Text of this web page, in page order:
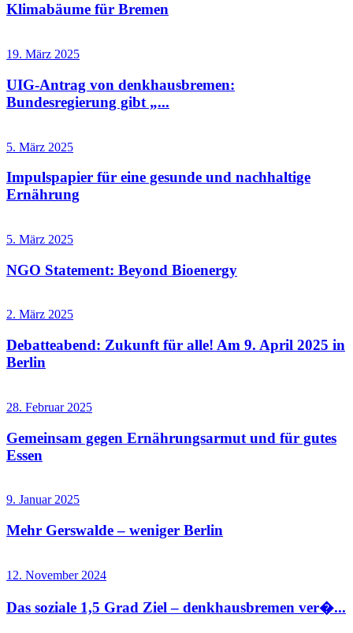
Klimabäume für Bremen
19. März 2025
UIG-Antrag von denkhausbremen:
Bundesregierung gibt „...
5. März 2025
Impulspapier für eine gesunde und nachhaltige
Ernährung
5. März 2025
NGO Statement: Beyond Bioenergy
2. März 2025
Debatteabend: Zukunft für alle! Am 9. April 2025 in
Berlin
28. Februar 2025
Gemeinsam gegen Ernährungsarmut und für gutes
Essen
9. Januar 2025
Mehr Gerswalde – weniger Berlin
12. November 2024
Das soziale 1,5 Grad Ziel – denkhausbremen ver�...